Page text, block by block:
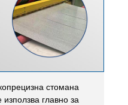
стомана
главно за